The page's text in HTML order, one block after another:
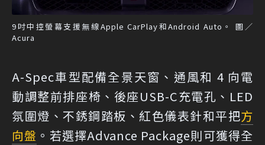
9吋中控螢幕支援無線Apple CarPlay和Android Auto。 圖／
Acura
A-Spec車型配備全景天窗、通風和 4 向電
動調整前排座椅、後座USB-C充電孔、LED
氛圍燈、不銹鋼踏板、紅色儀表針和平把方
向盤 。若選擇Advance Package則可獲得全